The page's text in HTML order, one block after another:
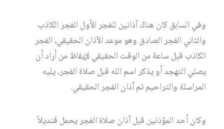
وفي السابق كان هناك آذانين للفجر الأول الفجر الكاذب
والثاني الفجر الصادق وهو موعد الآذان الحقيقي، الفجر
الكاذب قبل ساعة من الوقت الحقيقي لإيقاظ من أراد أن
يصلي التهجد أو يذكر اسم الله قبل صلاة الفجر، يليه
المراسلة والتراحيم ثم آذان الفجر الحقيقي.
وكان أحد المؤذنين قبل آذان صلاة الفجر يحمل قنديلاً